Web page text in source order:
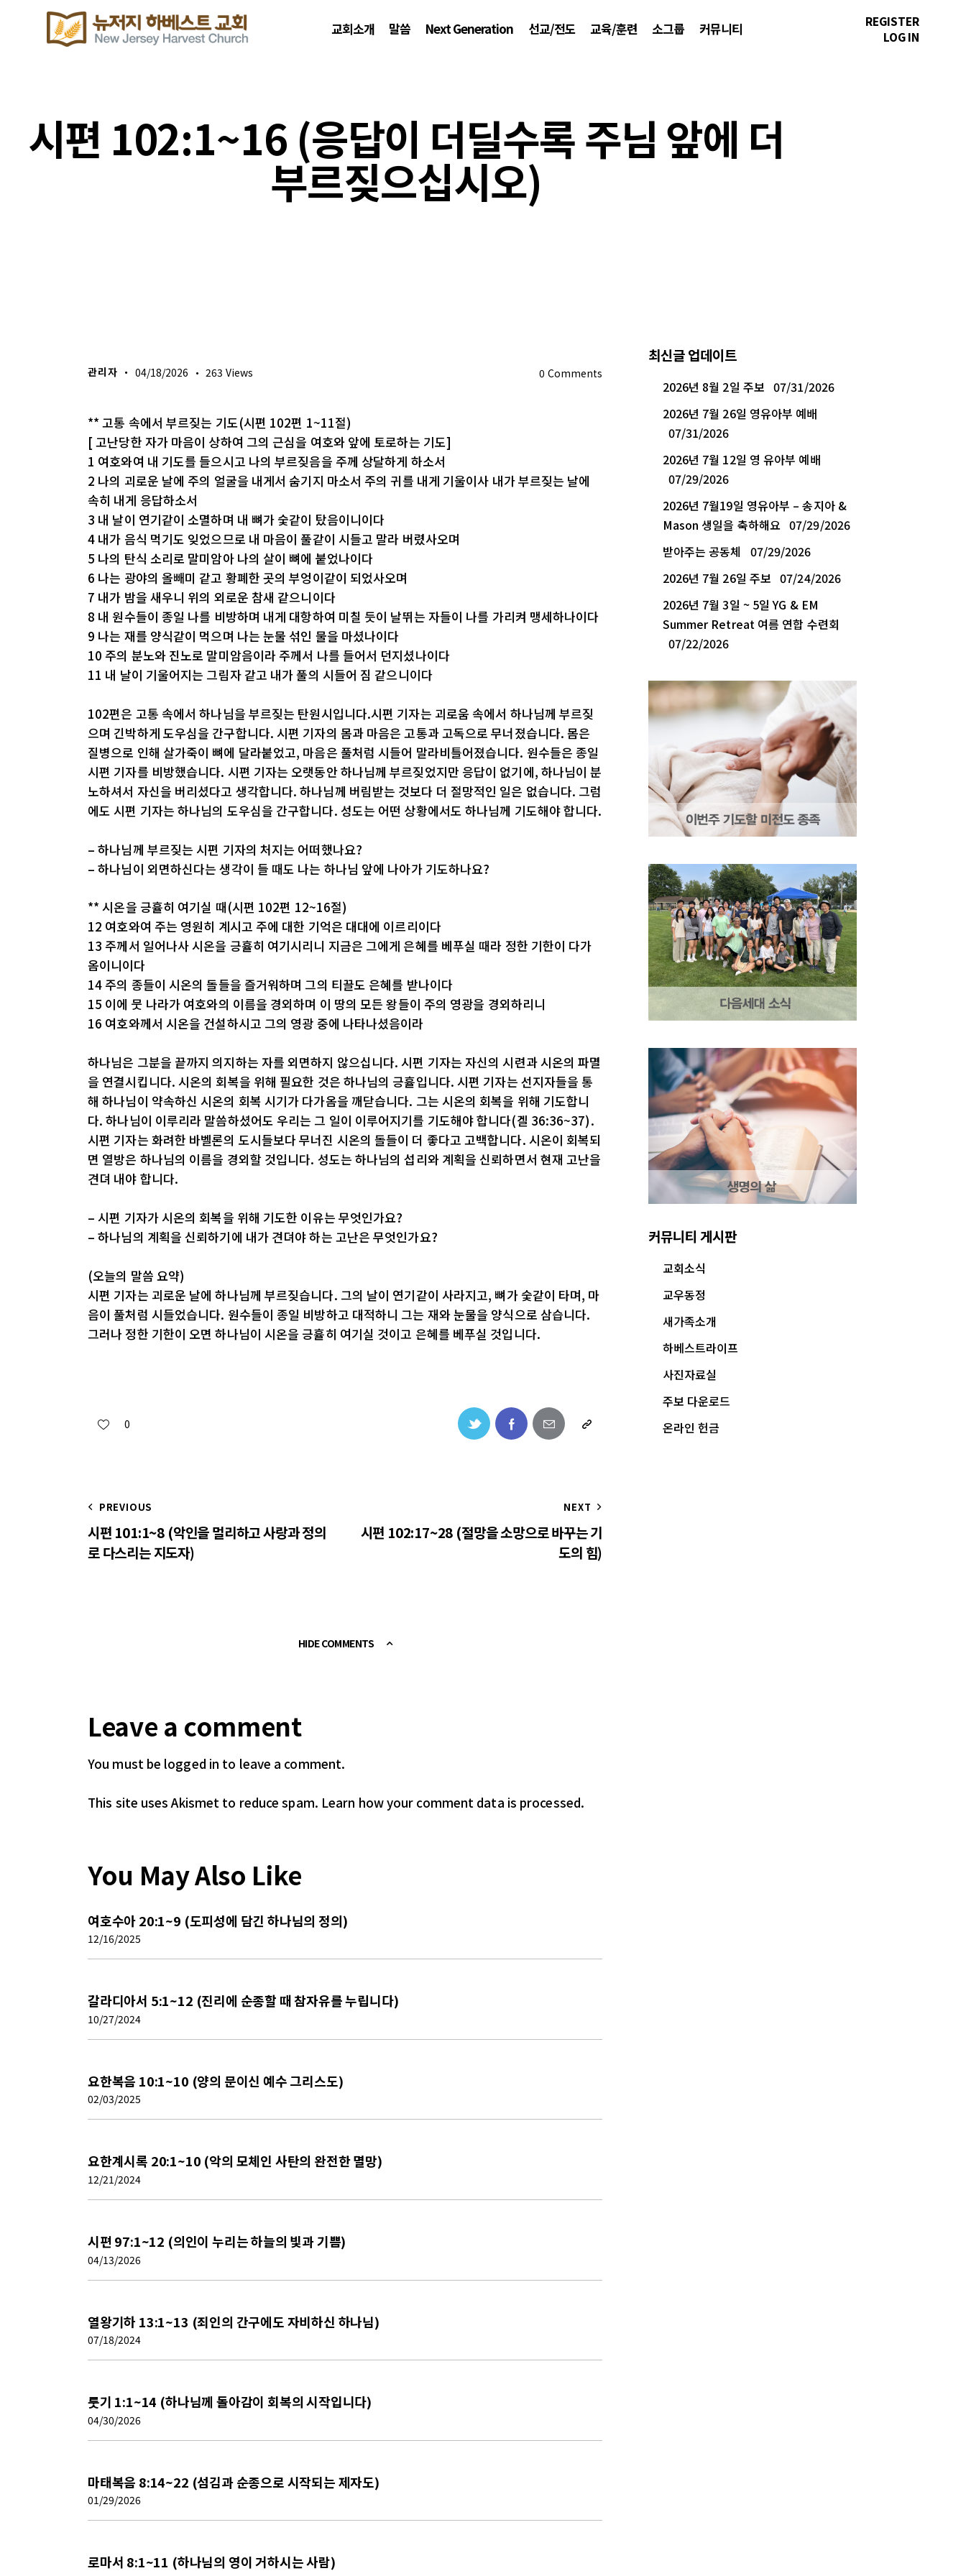
교회소개 말씀 Next Generation 선교/전도 교육/훈련 소그룹 커뮤니티
REGISTER
LOG IN
시편 102:1~16 (응답이 더딜수록 주님 앞에 더
부르짖으십시오)
관리자 04/18/2026 263 Views 0 Comments
** 고통 속에서 부르짖는 기도(시편 102편 1~11절)
[ 고난당한 자가 마음이 상하여 그의 근심을 여호와 앞에 토로하는 기도]
1 여호와여 내 기도를 들으시고 나의 부르짖음을 주께 상달하게 하소서
2 나의 괴로운 날에 주의 얼굴을 내게서 숨기지 마소서 주의 귀를 내게 기울이사 내가 부르짖는 날에
속히 내게 응답하소서
3 내 날이 연기같이 소멸하며 내 뼈가 숯같이 탔음이니이다
4 내가 음식 먹기도 잊었으므로 내 마음이 풀같이 시들고 말라 버렸사오며
5 나의 탄식 소리로 말미암아 나의 살이 뼈에 붙었나이다
6 나는 광야의 올빼미 같고 황폐한 곳의 부엉이같이 되었사오며
7 내가 밤을 새우니 위의 외로운 참새 같으니이다
8 내 원수들이 종일 나를 비방하며 내게 대항하여 미칠 듯이 날뛰는 자들이 나를 가리켜 맹세하나이다
9 나는 재를 양식같이 먹으며 나는 눈물 섞인 물을 마셨나이다
10 주의 분노와 진노로 말미암음이라 주께서 나를 들어서 던지셨나이다
11 내 날이 기울어지는 그림자 같고 내가 풀의 시들어 짐 같으니이다
102편은 고통 속에서 하나님을 부르짖는 탄원시입니다.시편 기자는 괴로움 속에서 하나님께 부르짖
으며 긴박하게 도우심을 간구합니다. 시편 기자의 몸과 마음은 고통과 고독으로 무너졌습니다. 몸은
질병으로 인해 살가죽이 뼈에 달라붙었고, 마음은 풀처럼 시들어 말라비틀어졌습니다. 원수들은 종일
시편 기자를 비방했습니다. 시편 기자는 오랫동안 하나님께 부르짖었지만 응답이 없기에, 하나님이 분
노하셔서 자신을 버리셨다고 생각합니다. 하나님께 버림받는 것보다 더 절망적인 일은 없습니다. 그럼
에도 시편 기자는 하나님의 도우심을 간구합니다. 성도는 어떤 상황에서도 하나님께 기도해야 합니다.
– 하나님께 부르짖는 시편 기자의 처지는 어떠했나요?
– 하나님이 외면하신다는 생각이 들 때도 나는 하나님 앞에 나아가 기도하나요?
** 시온을 긍휼히 여기실 때(시편 102편 12~16절)
12 여호와여 주는 영원히 계시고 주에 대한 기억은 대대에 이르리이다
13 주께서 일어나사 시온을 긍휼히 여기시리니 지금은 그에게 은혜를 베푸실 때라 정한 기한이 다가
옴이니이다
14 주의 종들이 시온의 돌들을 즐거워하며 그의 티끌도 은혜를 받나이다
15 이에 뭇 나라가 여호와의 이름을 경외하며 이 땅의 모든 왕들이 주의 영광을 경외하리니
16 여호와께서 시온을 건설하시고 그의 영광 중에 나타나셨음이라
하나님은 그분을 끝까지 의지하는 자를 외면하지 않으십니다. 시편 기자는 자신의 시련과 시온의 파멸
을 연결시킵니다. 시온의 회복을 위해 필요한 것은 하나님의 긍휼입니다. 시편 기자는 선지자들을 통
해 하나님이 약속하신 시온의 회복 시기가 다가옴을 깨닫습니다. 그는 시온의 회복을 위해 기도합니
다. 하나님이 이루리라 말씀하셨어도 우리는 그 일이 이루어지기를 기도해야 합니다(겔 36:36~37).
시편 기자는 화려한 바벨론의 도시들보다 무너진 시온의 돌들이 더 좋다고 고백합니다. 시온이 회복되
면 열방은 하나님의 이름을 경외할 것입니다. 성도는 하나님의 섭리와 계획을 신뢰하면서 현재 고난을
견뎌 내야 합니다.
– 시편 기자가 시온의 회복을 위해 기도한 이유는 무엇인가요?
– 하나님의 계획을 신뢰하기에 내가 견뎌야 하는 고난은 무엇인가요?
(오늘의 말씀 요약)
시편 기자는 괴로운 날에 하나님께 부르짖습니다. 그의 날이 연기같이 사라지고, 뼈가 숯같이 타며, 마
음이 풀처럼 시들었습니다. 원수들이 종일 비방하고 대적하니 그는 재와 눈물을 양식으로 삼습니다.
그러나 정한 기한이 오면 하나님이 시온을 긍휼히 여기실 것이고 은혜를 베푸실 것입니다.
0
PREVIOUS
시편 101:1~8 (악인을 멀리하고 사랑과 정의
로 다스리는 지도자)
NEXT
시편 102:17~28 (절망을 소망으로 바꾸는 기
도의 힘)
HIDE COMMENTS
Leave a comment
You must be logged in to leave a comment.
This site uses Akismet to reduce spam. Learn how your comment data is processed.
You May Also Like
여호수아 20:1~9 (도피성에 담긴 하나님의 정의)
12/16/2025
갈라디아서 5:1~12 (진리에 순종할 때 참자유를 누립니다)
10/27/2024
요한복음 10:1~10 (양의 문이신 예수 그리스도)
02/03/2025
요한계시록 20:1~10 (악의 모체인 사탄의 완전한 멸망)
12/21/2024
시편 97:1~12 (의인이 누리는 하늘의 빛과 기쁨)
04/13/2026
열왕기하 13:1~13 (죄인의 간구에도 자비하신 하나님)
07/18/2024
룻기 1:1~14 (하나님께 돌아감이 회복의 시작입니다)
04/30/2026
마태복음 8:14~22 (섬김과 순종으로 시작되는 제자도)
01/29/2026
로마서 8:1~11 (하나님의 영이 거하시는 사람)
최신글 업데이트
2026년 8월 2일 주보 07/31/2026
2026년 7월 26일 영유아부 예배
07/31/2026
2026년 7월 12일 영 유아부 예배
07/29/2026
2026년 7월19일 영유아부 – 송지아 &
Mason 생일을 축하해요 07/29/2026
받아주는 공동체
07/29/2026
2026년 7월 26일 주보 07/24/2026
2026년 7월 3일 ~ 5일 YG & EM
Summer Retreat 여름 연합 수련회
07/22/2026
커뮤니티 게시판
교회소식
교우동정
새가족소개
하베스트라이프
사진자료실
주보 다운로드
온라인 헌금